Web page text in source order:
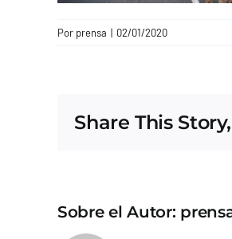
Por prensa | 02/01/2020
Share This
Sobre el Autor: